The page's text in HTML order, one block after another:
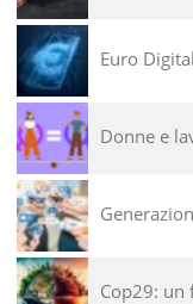
Euro
Donne e
Cop29: